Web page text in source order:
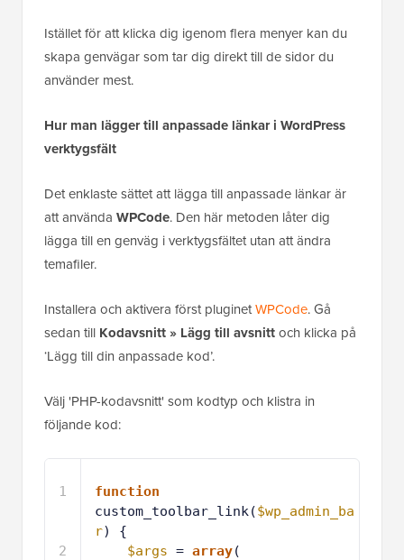
Istället för att klicka dig igenom flera menyer kan du
skapa genvägar som tar dig direkt till de sidor du
använder mest.
Hur man lägger till anpassade länkar i WordPress
verktygsfält
Det enklaste sättet att lägga till anpassade länkar är
att använda WPCode. Den här metoden låter dig
lägga till en genväg i verktygsfältet utan att ändra
temafiler.
Installera och aktivera först pluginetWPCode. Gå
sedan till Kodavsnitt » Lägg till avsnittoch klicka på
‘Lägg till din anpassade kod’.
Välj 'PHP-kodavsnitt' som kodtyp och klistra in
följande kod:
1
2
function
custom_toolbar_link($wp_admin_ba
r) {
$args = array(